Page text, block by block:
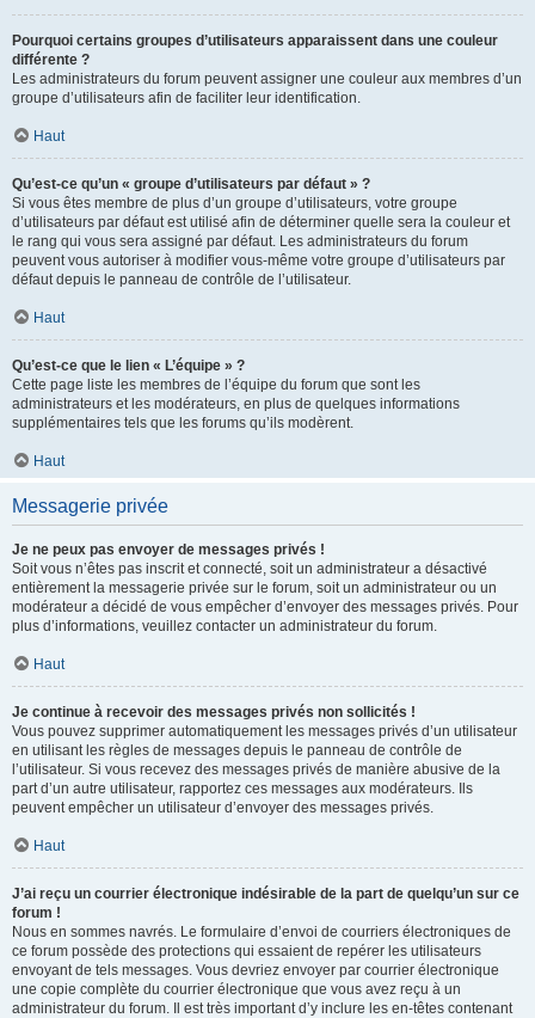
Pourquoi certains groupes d’utilisateurs apparaissent dans une couleur
différente ?
Les administrateurs du forum peuvent assigner une couleur aux membres d’un
groupe d’utilisateurs afin de faciliter leur identification.
Haut
Qu’est-ce qu’un « groupe d’utilisateurs par défaut » ?
Si vous êtes membre de plus d’un groupe d’utilisateurs, votre groupe
d’utilisateurs par défaut est utilisé afin de déterminer quelle sera la couleur et
le rang qui vous sera assigné par défaut. Les administrateurs du forum
peuvent vous autoriser à modifier vous-même votre groupe d’utilisateurs par
défaut depuis le panneau de contrôle de l’utilisateur.
Haut
Qu’est-ce que le lien « L’équipe » ?
Cette page liste les membres de l’équipe du forum que sont les
administrateurs et les modérateurs, en plus de quelques informations
supplémentaires tels que les forums qu’ils modèrent.
Haut
Messagerie privée
Je ne peux pas envoyer de messages privés !
Soit vous n’êtes pas inscrit et connecté, soit un administrateur a désactivé
entièrement la messagerie privée sur le forum, soit un administrateur ou un
modérateur a décidé de vous empêcher d’envoyer des messages privés. Pour
plus d’informations, veuillez contacter un administrateur du forum.
Haut
Je continue à recevoir des messages privés non sollicités !
Vous pouvez supprimer automatiquement les messages privés d’un utilisateur
en utilisant les règles de messages depuis le panneau de contrôle de
l’utilisateur. Si vous recevez des messages privés de manière abusive de la
part d’un autre utilisateur, rapportez ces messages aux modérateurs. Ils
peuvent empêcher un utilisateur d’envoyer des messages privés.
Haut
J’ai reçu un courrier électronique indésirable de la part de quelqu’un sur ce
forum !
Nous en sommes navrés. Le formulaire d’envoi de courriers électroniques de
ce forum possède des protections qui essaient de repérer les utilisateurs
envoyant de tels messages. Vous devriez envoyer par courrier électronique
une copie complète du courrier électronique que vous avez reçu à un
administrateur du forum. Il est très important d’y inclure les en-têtes contenant